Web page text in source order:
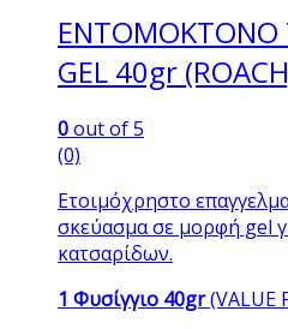
ΕΝΤΟΜΟΚΤΟΝΟ
GEL 40gr
0out of 5
(0)
Ετοιμόχρηστο
σκεύασμα σε μορφή gel
κατσαρίδων.
1 Φυσίγγιο 40gr(VALUE